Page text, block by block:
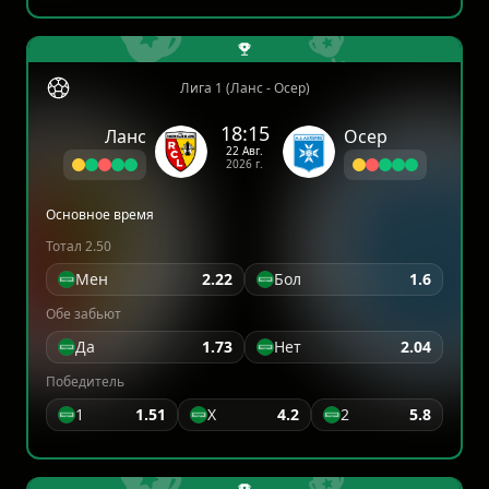
Лига 1 (Ланс - Осер)
Ланс 18:15
22 Авг.
2026 г.
Осер
Основное время
Тотал 2.50
Мен 2.22 Бол 1.6
Обе забьют
Да 1.73 Нет 2.04
Победитель
1 1.51 X 4.2 2 5.8